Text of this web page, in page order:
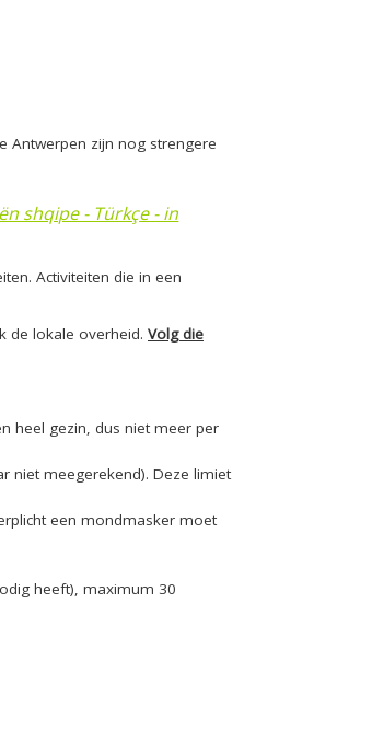
Antwerpen zijn nog strengere
Activiteiten die in een
de lokale overheid. Volg die
heel gezin, dus niet meer per
niet meegerekend). Deze limiet
een mondmasker moet
heeft), maximum 30